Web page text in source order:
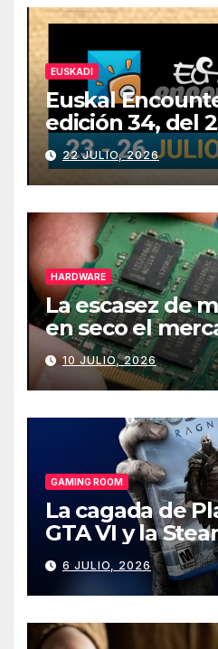
EUSKADI
Euskal
edición 34, del
julio
22 JULIO, 2026
HARDWARE
La escasez de
en seco el
de PCs
10 JULIO, 2026
GAMING ROOM
La cagada de
GTA VI y la
Gaming Room
6 JULIO, 2026